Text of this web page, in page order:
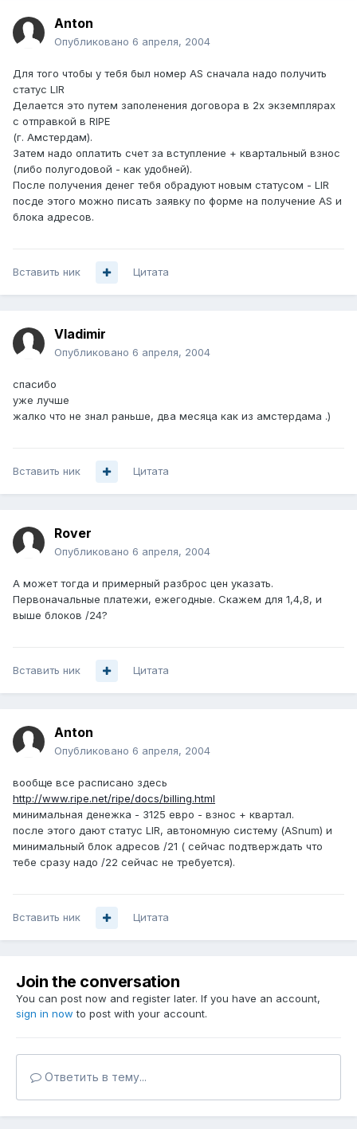
Anton
Опубликовано 6 апреля, 2004
Для того чтобы у тебя был номер AS сначала надо получить
статус LIR
Делается это путем заполенения договора в 2х экземплярах
с отправкой в RIPE
(г. Амстердам).
Затем надо оплатить счет за вступление + квартальный взнос
(либо полугодовой - как удобней).
После получения денег тебя обрадуют новым статусом - LIR
посде этого можно писать заявку по форме на получение AS и
блока адресов.
Вставить ник Цитата
Vladimir
Опубликовано 6 апреля, 2004
спасибо
уже лучше
жалко что не знал раньше, два месяца как из амстердама .)
Вставить ник Цитата
Rover
Опубликовано 6 апреля, 2004
А может тогда и примерный разброс цен указать.
Первоначальные платежи, ежегодные. Скажем для 1,4,8, и
выше блоков /24?
Вставить ник Цитата
Anton
Опубликовано 6 апреля, 2004
вообще все расписано здесь
http://www.ripe.net/ripe/docs/billing.html
минимальная денежка - 3125 евро - взнос + квартал.
после этого дают статус LIR, автономную систему (ASnum) и
минимальный блок адресов /21 ( сейчас подтверждать что
тебе сразу надо /22 сейчас не требуется).
Вставить ник Цитата
Join the conversation
You can post now and register later. If you have an account,
sign in now to post with your account.
Ответить в тему...